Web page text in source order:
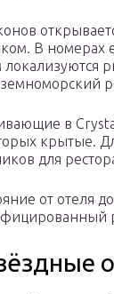
В номерах
локализуются
в Crystal
крытые.
для
от отеля